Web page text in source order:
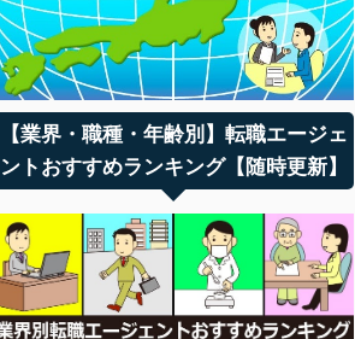
【業界・職種・年齢別】転職エージェ
ントおすすめランキング【随時更新】